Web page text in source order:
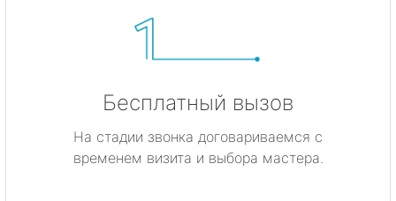
Бесплатный вызов
На стадии звонка договариваемся с
временем визита и выбора мастера.